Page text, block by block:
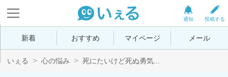
投稿する
通知
新着 おすすめ マイページ メール
いぇる 心の悩み 死にたいけど死ぬ勇気...